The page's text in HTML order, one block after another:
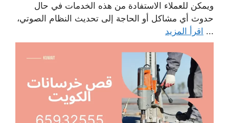
ويمكن للعملاء الاستفادة من هذه الخدمات في حال
حدوث أي مشاكل أو الحاجة إلى تحديث النظام الصوتي،
... اقرأ المزيد